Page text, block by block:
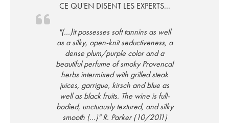
CE QU'EN DISENT LES EXPERTS...
"(...)it possesses soft tannins as well
as a silky, open-knit seductiveness, a
dense plum/purple color and a
beautiful perfume of smoky Provencal
herbs intermixed with grilled steak
juices, garrigue, kirsch and blue as
well as black fruits. The wine is full-
bodied, unctuously textured, and silky
smooth (...)" R. Parker (10/2011)